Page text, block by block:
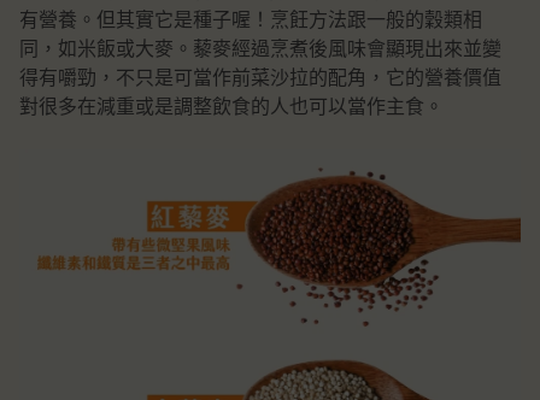
有營養。但其實它是種子喔！烹飪方法跟一般的穀類相
同，如米飯或大麥。藜麥經過烹煮後風味會顯現出來並變
得有嚼勁，不只是可當作前菜沙拉的配角，它的營養價值
對很多在減重或是調整飲食的人也可以當作主食。